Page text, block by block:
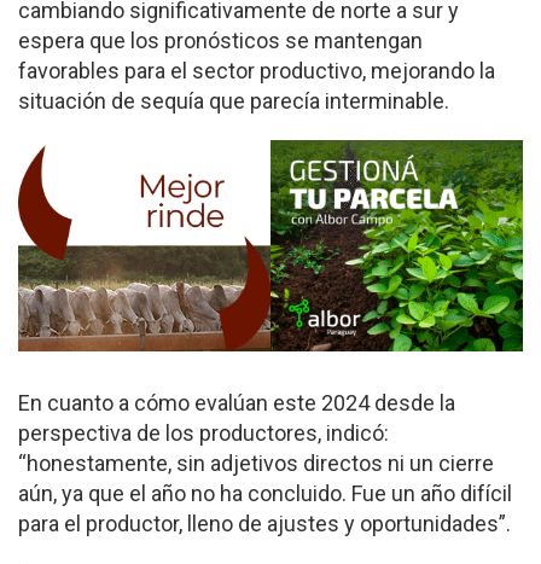
cambiando significativamente de norte a sur y
espera que los pronósticos se mantengan
favorables para el sector productivo, mejorando la
situación de sequía que parecía interminable.
En cuanto a cómo evalúan este 2024 desde la
perspectiva de los productores, indicó:
“honestamente, sin adjetivos directos ni un cierre
aún, ya que el año no ha concluido. Fue un año difícil
para el productor, lleno de ajustes y oportunidades”.